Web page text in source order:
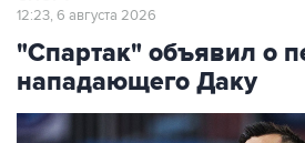
12:23, 6 августа 2026
"Спартак" объявил о
нападающего Даку